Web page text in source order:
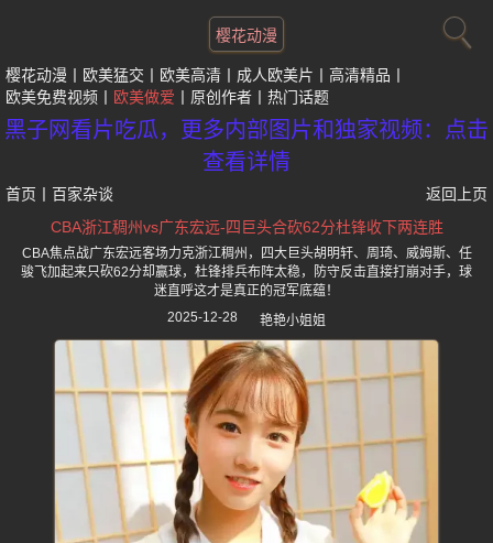
樱花动漫
樱花动漫 欧美猛交 欧美高清 成人欧美片
高清精品
欧美免费视频
欧美做爱 原创作者 热门话题
黑子网看片吃瓜，更多内部图片和独家视频：点击
查看详情
首页 百家杂谈
返回上页
CBA浙江稠州vs广东宏远-四巨头合砍62分杜锋收下两连胜
CBA焦点战广东宏远客场力克浙江稠州，四大巨头胡明轩、周琦、威姆斯、任
骏飞加起来只砍62分却赢球，杜锋排兵布阵太稳，防守反击直接打崩对手，球
迷直呼这才是真正的冠军底蕴！
2025-12-28
艳艳小姐姐